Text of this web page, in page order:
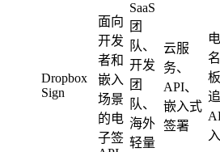
Dropbox
Sign
面向
开发
者和
嵌入
场景
的电
子签
SaaS
团
队、
开发
团
队、
海外
轻量
云服
务、
API、
嵌入式
签署